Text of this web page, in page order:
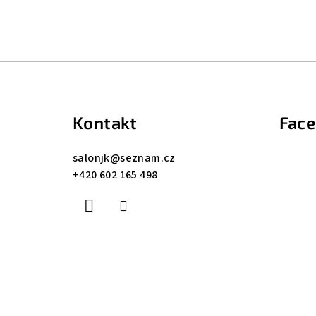
Kontakt
salonjk@seznam.cz
+420 602 165 498